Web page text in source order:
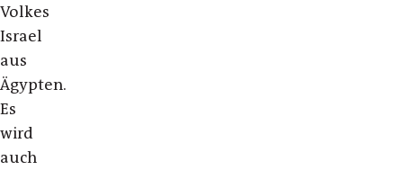
Volkes
Israel
aus
Ägypten.
Es
wird
auch